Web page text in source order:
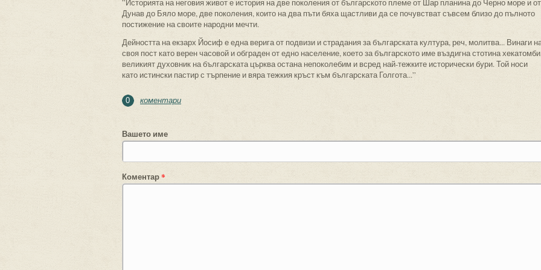
”Историята на неговия живот е история на две поколения от българското племе от Шар планина до Черно море и от
Дунав до Бяло море, две поколения, които на два пъти бяха щастливи да се почувстват съвсем близо до пълното
постижение на своите народни мечти.
Дейността на екзарх Йосиф е една верига от подвизи и страдания за българската култура, реч, молитва... Винаги
своя пост като верен часовой и обграден от едно население, което за българското име въздигна стотина
великият духовник на българската църква остана непоколебим и всред най-тежките исторически бури. Той носи
като истински пастир с търпение и вяра тежкия кръст към българската Голгота...”
0 коментари
Вашето име
Коментар*